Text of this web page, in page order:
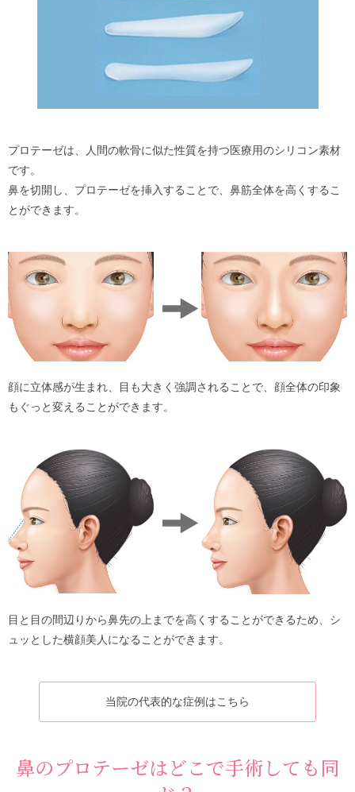
プロテーゼは、人間の軟骨に似た性質を持つ医療用のシリコン素材
です。
鼻を切開し、プロテーゼを挿入することで、鼻筋全体を高くするこ
とができます。
顔に立体感が生まれ、目も大きく強調されることで、顔全体の印象
もぐっと変えることができます。
目と目の間辺りから鼻先の上までを高くすることができるため、シ
ュッとした横顔美人になることができます。
当院の代表的な症例はこちら
鼻のプロテーゼはどこで手術しても同